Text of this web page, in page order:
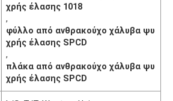
χρής έλασης 1018
,
φύλλο από ανθρακούχο χάλυβα ψυ
χρής έλασης SPCD
,
πλάκα από ανθρακούχο χάλυβα ψυ
χρής έλασης SPCD